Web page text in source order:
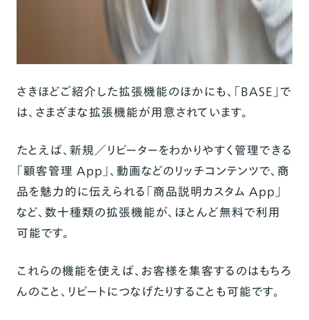
さきほどご紹介した拡張機能のほかにも、「BASE」で
は、さまざまな拡張機能が用意されています。
たとえば、新規／リピーターをわかりやすく管理できる
「顧客管理 App」、動画などのリッチコンテンツで、商
品を魅力的に伝えられる「商品説明カスタム App」
など、数十種類の拡張機能が、ほとんど無料で利用
可能です。
これらの機能を使えば、お客様を集客するのはもちろ
んのこと、リピートにつなげたりすることも可能です。